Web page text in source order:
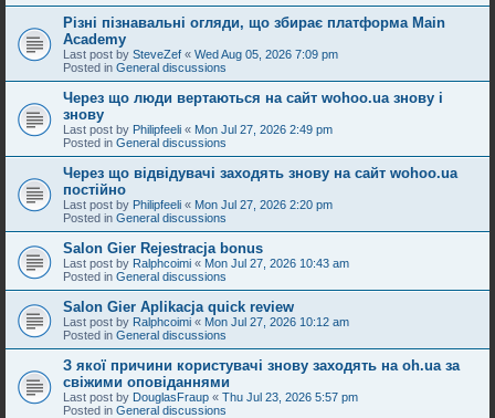
Різні пізнавальні огляди, що збирає платформа Main
Academy
Last post by SteveZef « Wed Aug 05, 2026 7:09 pm
Posted in General discussions
Через що люди вертаються на сайт wohoo.ua знову і
знову
Last post by Philipfeeli « Mon Jul 27, 2026 2:49 pm
Posted in General discussions
Через що відвідувачі заходять знову на сайт wohoo.ua
постійно
Last post by Philipfeeli « Mon Jul 27, 2026 2:20 pm
Posted in General discussions
Salon Gier Rejestracja bonus
Last post by Ralphcoimi « Mon Jul 27, 2026 10:43 am
Posted in General discussions
Salon Gier Aplikacja quick review
Last post by Ralphcoimi « Mon Jul 27, 2026 10:12 am
Posted in General discussions
З якої причини користувачі знову заходять на oh.ua за
свіжими оповіданнями
Last post by DouglasFraup « Thu Jul 23, 2026 5:57 pm
Posted in General discussions